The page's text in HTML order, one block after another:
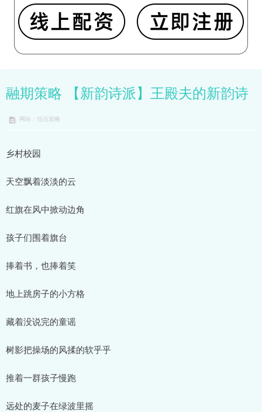
融期策略 【新韵诗派】王殿夫的新韵诗
网站：伍伍策略
乡村校园
天空飘着淡淡的云
红旗在风中掀动边角
孩子们围着旗台
捧着书，也捧着笑
地上跳房子的小方格
藏着没说完的童谣
树影把操场的风揉的软乎乎
推着一群孩子慢跑
远处的麦子在绿波里摇